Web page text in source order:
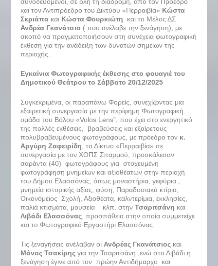
και τον Αντιπρόεδρο του Δικτύου «Περραιβία» Κώστα
Σκριάπα και Κώστα Φουρκιώτη και το Μέλος ΔΣ
Ανδρέα Γκανάτσιο ( που ανέλαβε την ξενάγηση), με
σκοπό να πραγματοποιήσουν στη συνέχεια φωτογραφική
έκθεση για την ανάδειξη των δυνατών σημείων της
περιοχής.
Εγκαίνια Φωτογραφικής έκθεσης στο φουαγιέ του
Δημοτικού Θεάτρου το Σάββατο 20/12/2025
Συγκεκριμένα, οι παραπάνω Φορείς, συνεχίζοντας μια
εξαιρετική συνεργασία με την περίφημη Φωτογραφική
ομάδα του Βόλου «Volos Lens”, που έχει στο ενεργητικό
της πολλές εκθέσεις, βραβεύσεις και εξαίρετους
πολυβραβευμένους φωτογράφους, με πρόεδρο τον κ.
Αργύρη Ζαφειρίδη , το Δίκτυο «Περραιβία» σε
συνεργασία με τον ΧΟΠΣ Σπαρμού, προσκάλεσαν
σαράντα (40) φωτογράφους για στοχευμένη
φωτογράφηση μνημείων και αξιοθέατων στην περιοχή
του Δήμου Ελασσόνας, όπως μοναστήρια, γεφύρια ,
μνημεία ιστορικής αξίας, φύση, Παραδοσιακά κτίρια,
Οικονόμειος Σχολή, Αξιοθέατα, καλντερίμια, εκκλησίες,
παλιά κτίσματα, μουσεία κλπ. στην Τσαριτσάνη και
Λιβάδι Ελασσόνας , προσπάθεια στην οποία συμμετείχε
και το Φωτογραφικό Εργαστήρι Ελασσόνας.
Τις ξεναγήσεις ανέλαβαν οι Ανδρέας Γκανάτσιος και
Μάνος Τσακίρης για την Τσαριτσάνη ,ενώ στο Λιβάδι η
ξενάγηση έγινε από τον πρώην Αντιδήμαρχο και